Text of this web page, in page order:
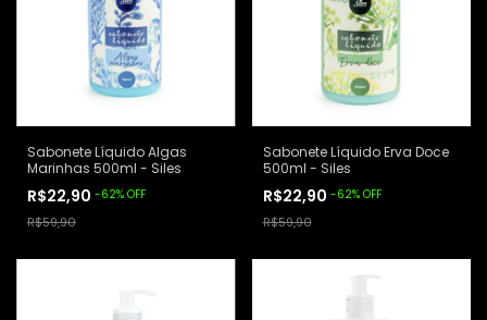
Sabonete Líquido Algas
Marinhas 500ml - Siles
R$22,90 -62% OFF
R$59,90
Sabonete Líquido Erva Doce
500ml - Siles
R$22,90 -62% OFF
R$59,90